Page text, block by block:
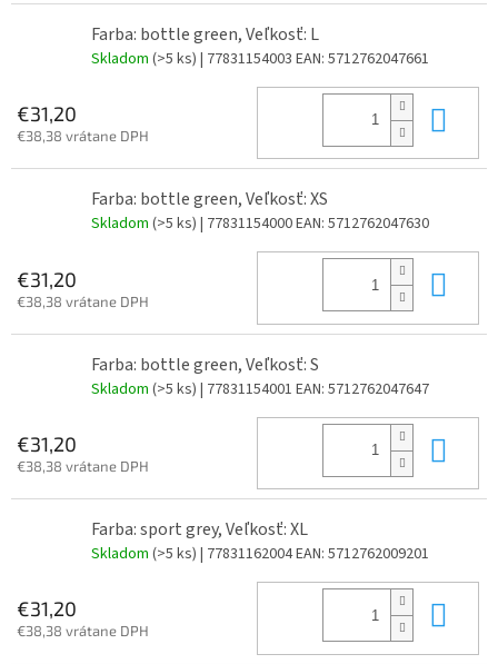
Farba: bottle green, Veľkosť: L
Skladom (>5 ks) | 77831154003 EAN: 5712762047661
€31,20
€38,38 vrátane DPH
Farba: bottle green, Veľkosť: XS
Skladom (>5 ks) | 77831154000EAN: 5712762047630
€31,20
€38,38 vrátane DPH
Farba: bottle green, Veľkosť: S
Skladom (>5 ks) | 77831154001 EAN: 5712762047647
€31,20
€38,38 vrátane DPH
Farba: sport grey, Veľkosť: XL
Skladom (>5 ks) | 77831162004EAN: 5712762009201
€31,20
€38,38 vrátane DPH